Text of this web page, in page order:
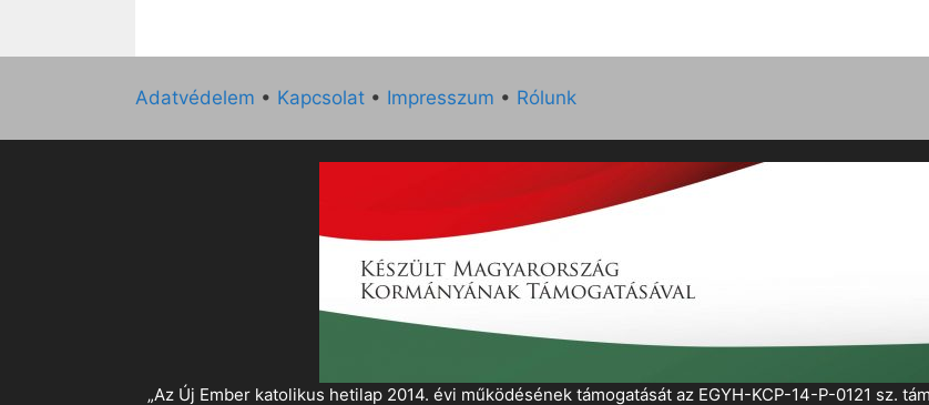
Adatvédelem • Kapcsolat • Impresszum • Rólunk
„Az Új Ember katolikus hetilap 2014. évi működésének támogatását az EGYH-KCP-14-P-0121 sz.